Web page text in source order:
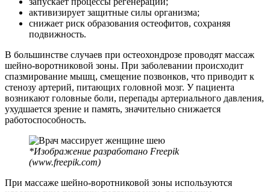
активизирует защитные силы организма;
снижает риск образования остеофитов, сохраняя
подвижность.
В большинстве случаев при остеохондрозе проводят массаж
шейно-воротниковой зоны. При заболевании происходит
спазмирование мышц, смещение позвонков, что приводит к
стенозу артерий, питающих головной мозг. У пациента
возникают головные боли, перепады артериального давления,
ухудшается зрение и память, значительно снижается
работоспособность.
*Изображение разработано Freepik
(www.freepik.com)
При массаже шейно-воротниковой зоны используются